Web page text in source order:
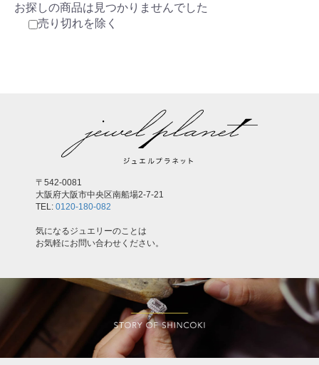
お探しの商品は見つかりませんでした
売り切れを除く
〒542-0081
大阪府大阪市中央区南船場2-7-21
TEL: 0120-180-082
気になるジュエリーのことは
お気軽にお問い合わせください。